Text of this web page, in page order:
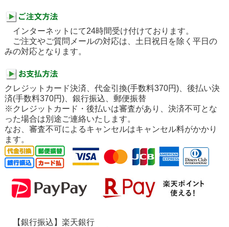
インターネットにて24時間受け付けております。
ご注文やご質問メールの対応は、土日祝日を除く平日の
みの対応となります。
クレジットカード決済、代金引換(手数料370円)、後払い決
済(手数料370円)、銀行振込、郵便振替
※クレジットカード・後払いは審査があり、決済不可とな
った場合は別途ご連絡いたします。
なお、審査不可によるキャンセルはキャンセル料がかかり
ます。
【銀行振込】楽天銀行